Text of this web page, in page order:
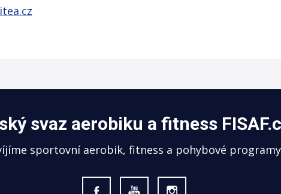
svaz aerobiku a fitness
sportovní aerobik, fitness a pohybové